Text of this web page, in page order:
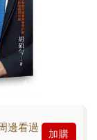
邊看過
加購